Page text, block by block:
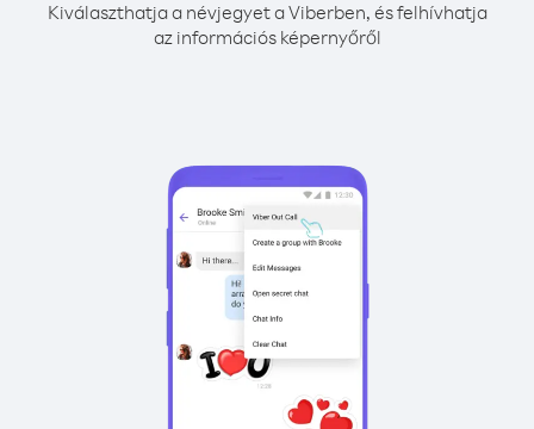
Kiválaszthatja a névjegyet a Viberben, és felhívhatja
az információs képernyőről